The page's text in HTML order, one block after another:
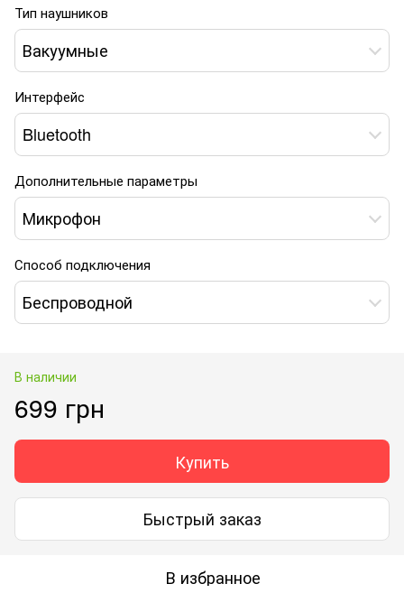
Тип наушников
Вакуумные
Интерфейс
Bluetooth
Дополнительные параметры
Микрофон
Способ подключения
Беспроводной
В наличии
699 грн
Купить
Быстрый заказ
В избранное